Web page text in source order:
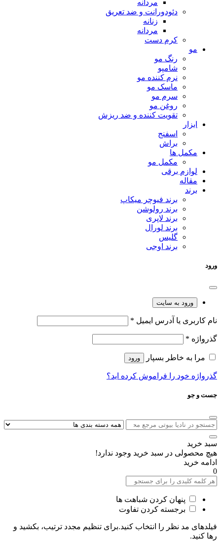
مردانه
دئودورانت و ضد تعریق
زنانه
مردانه
کرم دست
مو
رنگ مو
شامپو
نرم کننده مو
ماسک مو
سرم مو
روغن مو
تقویت کننده و ضد ریزش
ابزار
اسفنج
براش
مکمل ها
مکمل مو
لوازم برقی
مقاله
برند
برند فیوچر میکاپ
برند رولوشن
برند لاپری
برند لورال
گلیس
برند اوجی
ورود
ورود به سایت
نام کاربری یا آدرس ایمیل *
گذرواژه *
مرا به خاطر بسپار ورود
گذرواژه خود را فراموش کرده اید؟
جست و جو
سبد خرید
هیچ محصولی در سبد خرید وجود ندارد!
ادامه خرید
0
پنهان کردن شباهت ها
برجسته کردن تفاوت
فیلدهای مد نظر را انتخاب کنید.برای تنظیم مجدد ترتیب، بکشید و
رها کنید.